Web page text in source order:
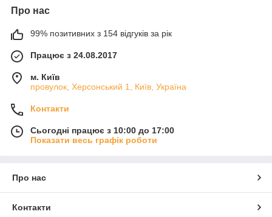
Про нас
99% позитивних з 154 відгуків за рік
Працює з 24.08.2017
м. Київ
провулок, Херсонський 1, Київ, Україна
Контакти
Сьогодні працює з 10:00 до 17:00
Показати весь графік роботи
Про нас
Контакти